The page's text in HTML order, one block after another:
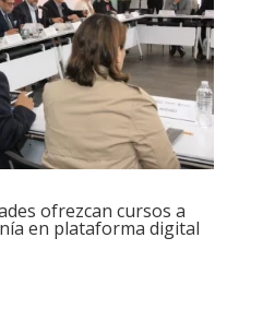
ofrezcan cursos a
en plataforma digital